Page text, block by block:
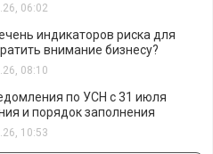
06:02
индикаторов риска для
внимание бизнесу?
08:10
по УСН с 31 июля
и порядок заполнения
10:53